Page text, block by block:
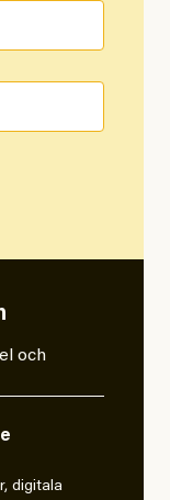
och
digitala